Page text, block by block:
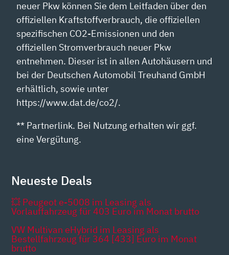
neuer Pkw können Sie dem Leitfaden über den
offiziellen Kraftstoffverbrauch, die offiziellen
spezifischen CO2-Emissionen und den
offiziellen Stromverbrauch neuer Pkw
entnehmen. Dieser ist in allen Autohäusern und
bei der Deutschen Automobil Treuhand GmbH
erhältlich, sowie unter
https://www.dat.de/co2/.
** Partnerlink. Bei Nutzung erhalten wir ggf.
eine Vergütung.
Neueste Deals
💥 Peugeot e-5008 im Leasing als
Vorlauffahrzeug für 403 Euro im Monat brutto
VW Multivan eHybrid im Leasing als
Bestellfahrzeug für 364 [433] Euro im Monat
brutto